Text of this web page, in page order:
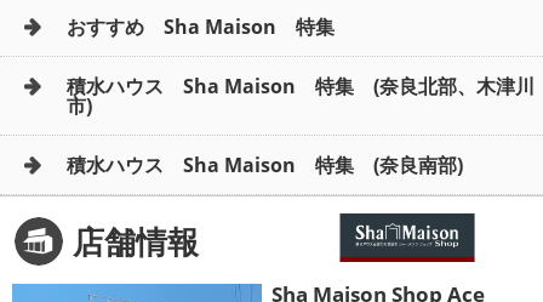
おすすめ Sha Maison 特集
積水ハウス Sha Maison 特集 (奈良北部、木津川
市)
積水ハウス Sha Maison 特集 (奈良南部)
店舗情報
Sha Maison Shop Ace